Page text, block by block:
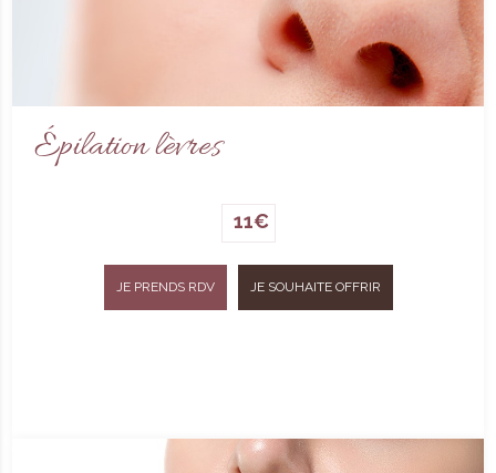
Épilation lèvres
11€
JE PRENDS RDV JE SOUHAITE OFFRIR